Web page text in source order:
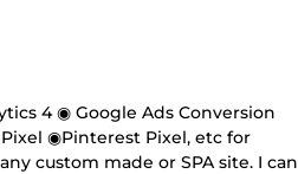
4 ◉ Google Ads Conversion
◉Pinterest Pixel, etc for
custom made or SPA site. I can